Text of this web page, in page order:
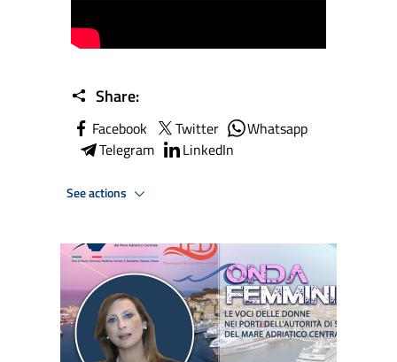
Share:
Facebook Twitter
Whatsapp
Telegram
LinkedIn
See actions